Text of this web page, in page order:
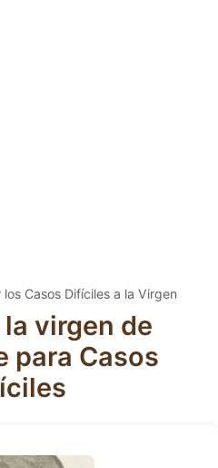
Casos Difíciles a la Virgen
virgen de
para Casos